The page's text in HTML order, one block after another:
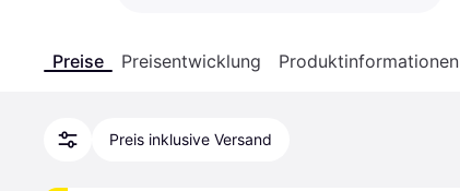
Preise Preisentwicklung Produktinformationen
Preis inklusive Versand